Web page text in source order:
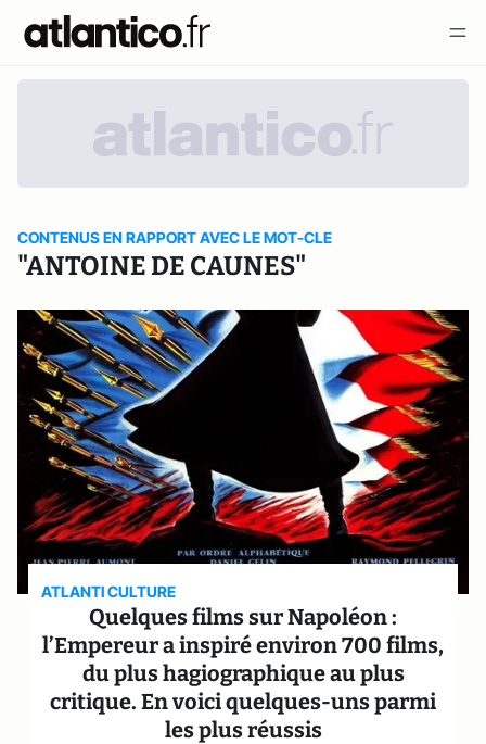
CONTENUS EN RAPPORT AVEC LE MOT-CLE
"ANTOINE DE CAUNES"
ATLANTI CULTURE
Quelques films sur Napoléon :
l’Empereur a inspiré environ 700 films,
du plus hagiographique au plus
critique. En voici quelques-uns parmi
les plus réussis